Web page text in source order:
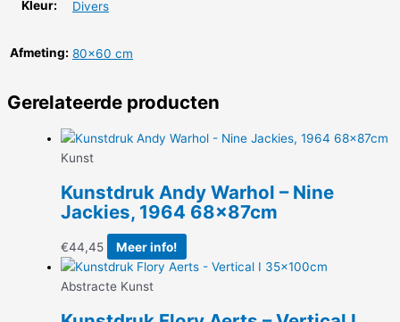
Kleur: Divers
Afmeting: 80×60 cm
Gerelateerde producten
Kunst
Kunstdruk Andy Warhol – Nine
Jackies, 1964 68x87cm
€44,45 Meer info!
Abstracte Kunst